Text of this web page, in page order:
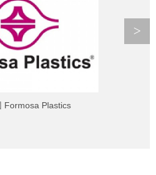
Formosa Plastics
>